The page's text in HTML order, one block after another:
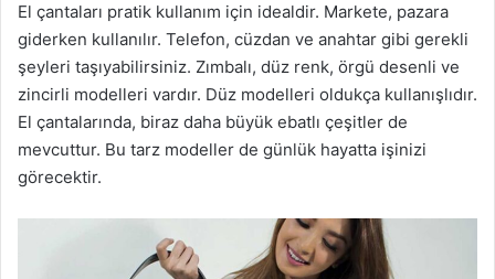
El çantaları pratik kullanım için idealdir. Markete, pazara
giderken kullanılır. Telefon, cüzdan ve anahtar gibi gerekli
şeyleri taşıyabilirsiniz. Zımbalı, düz renk, örgü desenli ve
zincirli modelleri vardır. Düz modelleri oldukça kullanışlıdır.
El çantalarında, biraz daha büyük ebatlı çeşitler de
mevcuttur. Bu tarz modeller de günlük hayatta işinizi
görecektir.